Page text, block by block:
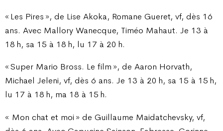
« Les Pires », de Lise Akoka, Romane Gueret, vf, dès 16
ans. Avec Mallory Wanecque, Timéo Mahaut. Je 13 à
18 h, sa 15 à 18 h, lu 17 à 20 h.
« Super Mario Bross. Le film », de Aaron Horvath,
Michael Jeleni, vf, dès 6 ans. Je 13 à 20 h, sa 15 à 15 h,
lu 17 à 18 h, ma 18 à 15 h.
« Mon chat et moi » de Guillaume Maidatchevsky, vf,